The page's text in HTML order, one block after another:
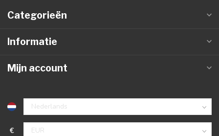
Categorieën
Informatie
Mijn account
€